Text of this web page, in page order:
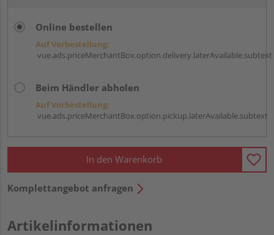
Online bestellen
Auf Vorbestellung:
vue.ads.priceMerchantBox.option.delivery.laterAvailable.subtext
Beim Händler abholen
Auf Vorbestellung:
vue.ads.priceMerchantBox.option.pickup.laterAvailable.subtext
In den Warenkorb
Komplettangebot anfragen
Artikelinformationen